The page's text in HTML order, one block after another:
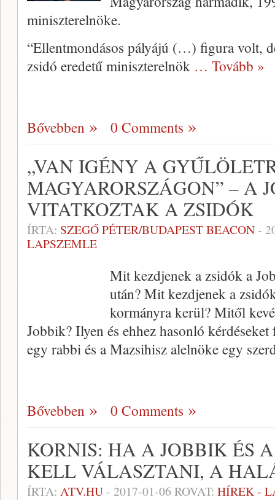
miniszterelnöke.
“Ellentmondásos pályájú (…) figura volt,
zsidó eredetű miniszterelnök … Tovább »
Bővebben 0 Comments
„VAN IGÉNY A
MAGYARORSZÁGON” – A
VITATKOZTAK A ZSIDÓK
ÍRTA: SZEGŐ PÉTER/BUDAPEST BEACON-
LAPSZEMLE
Mit kezdjenek a zsidók a
után? Mit kezdjenek a
kormányra kerül? Mitől
Jobbik? Ilyen és ehhez hasonló
egy rabbi és a Mazsihisz alelnöke egy
Bővebben 0 Comments
KORNIS: HA A JOBBIK ÉS
KELL VÁLASZTANI, A
ÍRTA: ATV.HU- 2017-01-06 ROVAT: HÍREK -